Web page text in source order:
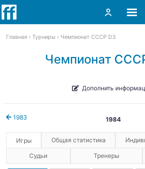
Главная Турниры Чемпионат СССР D3
Чемпионат
Дополнить
1983 1984
Игры Общая статистика
Судьи Тренеры